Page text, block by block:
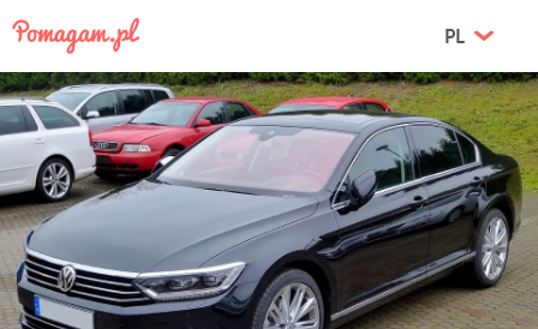
PL